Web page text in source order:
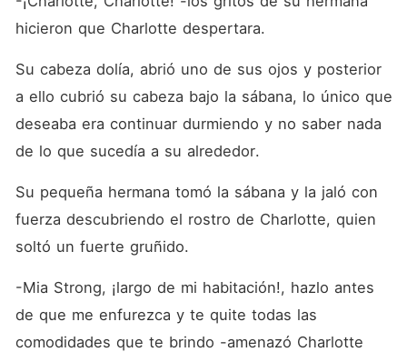
hicieron que Charlotte despertara.
Su cabeza dolía, abrió uno de sus ojos y posterior
a ello cubrió su cabeza bajo la sábana, lo único que
deseaba era continuar durmiendo y no saber nada
de lo que sucedía a su alrededor.
Su pequeña hermana tomó la sábana y la jaló con
fuerza descubriendo el rostro de Charlotte, quien
soltó un fuerte gruñido.
-Mia Strong, ¡largo de mi habitación!, hazlo antes
de que me enfurezca y te quite todas las
comodidades que te brindo -amenazó Charlotte